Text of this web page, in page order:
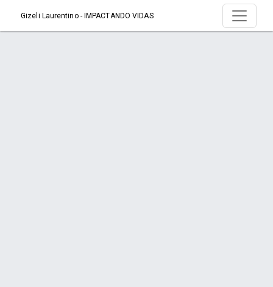
Gizeli Laurentino - IMPACTANDO VIDAS